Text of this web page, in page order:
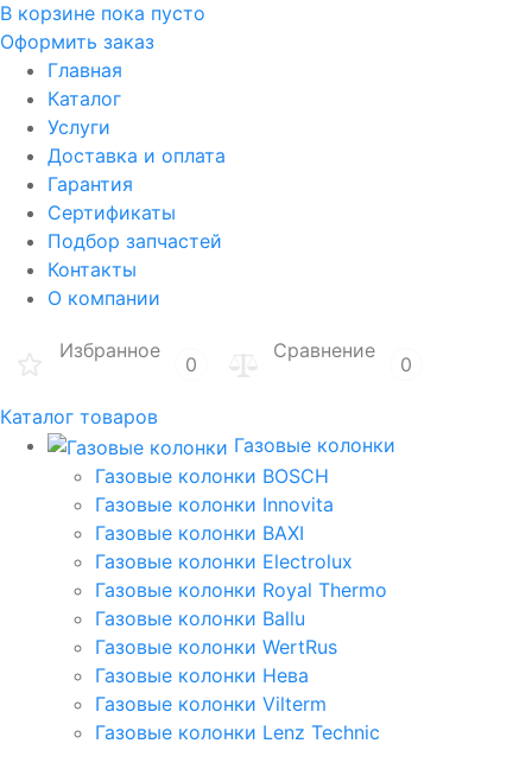
В корзине пока пусто
Оформить заказ
Главная
Каталог
Услуги
Доставка и оплата
Гарантия
Сертификаты
Подбор запчастей
Контакты
О компании
Избранное
0
Сравнение
0
Каталог товаров
Газовые колонки
Газовые колонки BOSCH
Газовые колонки Innovita
Газовые колонки BAXI
Газовые колонки Electrolux
Газовые колонки Royal Thermo
Газовые колонки Ballu
Газовые колонки WertRus
Газовые колонки Нева
Газовые колонки Vilterm
Газовые колонки Lenz Technic